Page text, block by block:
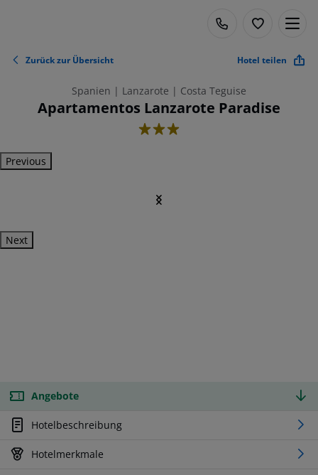
Zurück zur Übersicht Hotel teilen
Spanien | Lanzarote | Costa Teguise
Apartamentos Lanzarote Paradise
3
Previous
Next
Angebote
Hotelbeschreibung
Hotelmerkmale